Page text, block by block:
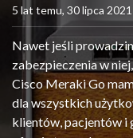
5 lat temu, 30 lipca 2021
Nawet jeśli
zabezpieczenia w
Cisco Meraki Go
dla wszystkich
klientów, pacjentów i